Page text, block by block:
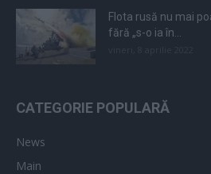
Flota rusă nu mai
fără „s-o ia în...
CATEGORIE POPULARĂ
News
Main